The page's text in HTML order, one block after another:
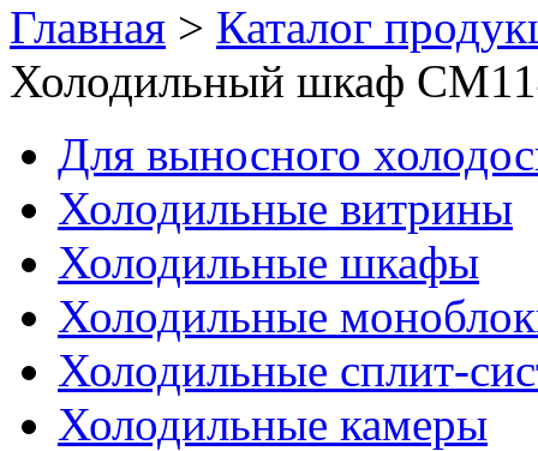
Главная > Каталог
Холодильный шкаф
Для выносного
Холодильные витрины
Холодильные шкафы
Холодильные
Холодильные сплит-
Холодильные камеры